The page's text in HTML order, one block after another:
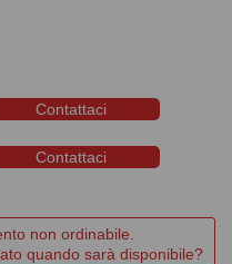
Contattaci
Contattaci
non ordinabile.
quando sarà disponibile?